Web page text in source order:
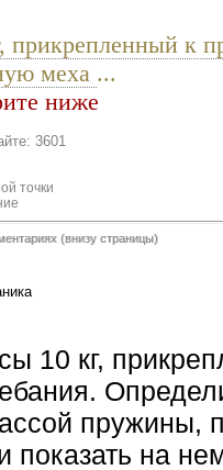
прикрепленный к
меха ...
ниже
3601
точки
(внизу страницы)
10 кг,
пружины,
показать на